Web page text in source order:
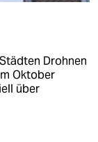
Drohnen
Oktober
über